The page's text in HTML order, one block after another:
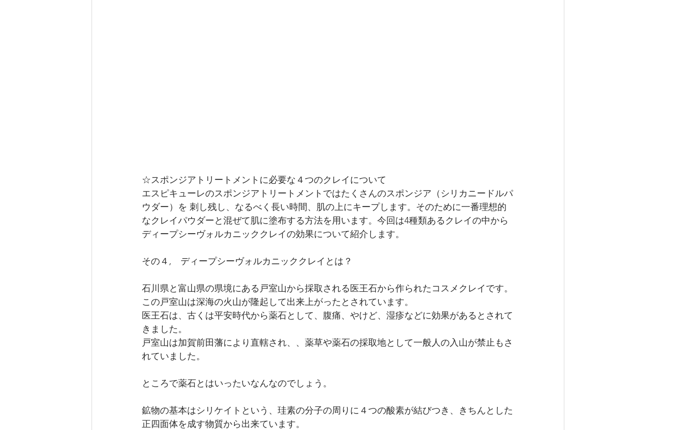
☆スポンジアトリートメントに必要な４つのクレイについて
エスピキューレのスポンジアトリートメントではたくさんのスポンジア（シリカニードルパ
ウダー）を 刺し残し、なるべく長い時間、肌の上にキープします。そのために一番理想的
なクレイパウダーと混ぜて肌に塗布する方法を用います。今回は4種類あるクレイの中から
ディープシーヴォルカニッククレイの効果について紹介します。
その４,　ディープシーヴォルカニッククレイとは？
石川県と富山県の県境にある戸室山から採取される医王石から作られたコスメクレイです。
この戸室山は深海の火山が隆起して出来上がったとされています。
医王石は、古くは平安時代から薬石として、腹痛、やけど、湿疹などに効果があるとされて
きました。
戸室山は加賀前田藩により直轄され、、薬草や薬石の採取地として一般人の入山が禁止もさ
れていました。
ところで薬石とはいったいなんなのでしょう。
鉱物の基本はシリケイトという、珪素の分子の周りに４つの酸素が結びつき、きちんとした
正四面体を成す物質から出来ています。